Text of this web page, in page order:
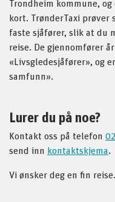
Trondheim kommune,
kort. TrønderTaxi prøver
faste sjåfører, slik at du
reise. De gjennomfører
«Livsgledesjåfører», og
samfunn».
Lurer du på noe?
Kontakt oss på telefon
send inn kontaktskjema.
Vi ønsker deg en fin reise.